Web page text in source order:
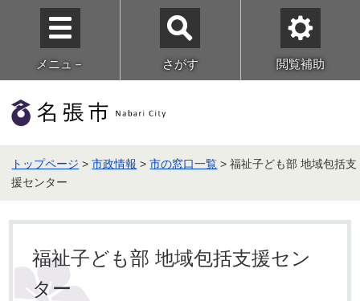
メニュ－ さがす 閲覧補助
トップページ >市政情報 >市の窓口一覧 > 福祉子ども部 地域包括支
援センター
福祉子ども部 地域包括支援セン
ター